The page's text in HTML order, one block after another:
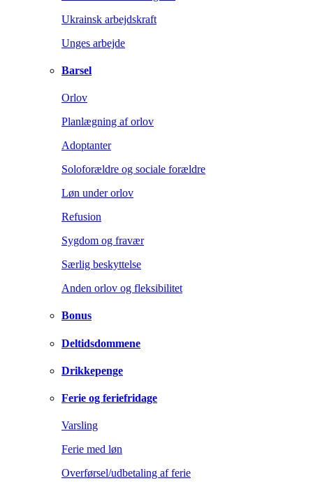
Ukrainsk arbejdskraft
Unges arbejde
Barsel
Orlov
Planlægning af orlov
Adoptanter
Soloforældre og sociale forældre
Løn under orlov
Refusion
Sygdom og fravær
Særlig beskyttelse
Anden orlov og fleksibilitet
Bonus
Deltidsdommene
Drikkepenge
Ferie og feriefridage
Varsling
Ferie med løn
Overførsel/udbetaling af ferie